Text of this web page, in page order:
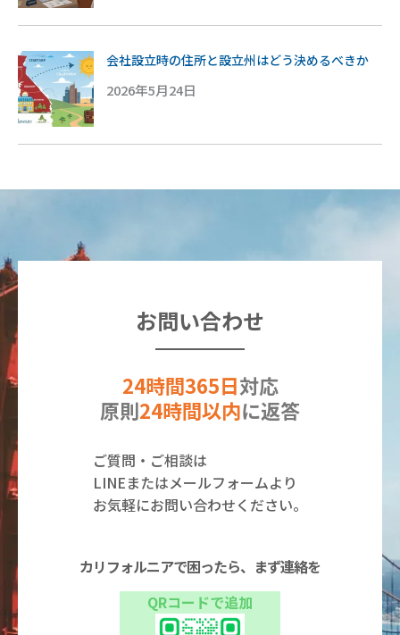
会社設立時の住所と設立州はどう決めるべきか
2026年5月24日
お問い合わせ
24時間365日対応
原則24時間以内に返答
ご質問・ご相談は
LINEまたはメールフォームより
お気軽にお問い合わせください。
カリフォルニアで困ったら、まず連絡を
QRコードで追加